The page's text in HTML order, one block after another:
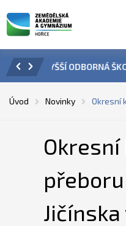
ÚŘEDNÍ HODINY
Úvod Novinky Okresní
Okresní